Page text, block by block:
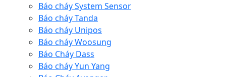
Báo cháy System Sensor
Báo cháy Tanda
Báo cháy Unipos
Báo cháy Woosung
Báo Cháy Dass
Báo cháy Yun Yang